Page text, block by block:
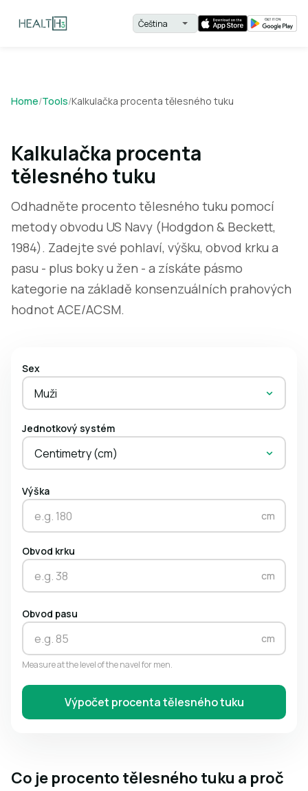
Home/Tools/Kalkulačka procenta tělesného tuku
Kalkulačka procenta
tělesného tuku
Odhadněte procento tělesného tuku pomocí
metody obvodu US Navy (Hodgdon & Beckett,
1984). Zadejte své pohlaví, výšku, obvod krku a
pasu - plus boky u žen - a získáte pásmo
kategorie na základě konsenzuálních prahových
hodnot ACE/ACSM.
Sex
Muži
Jednotkový systém
Centimetry (cm)
Výška
cm
Obvod krku
cm
Obvod pasu
cm
Measure at the level of the navel for men.
Výpočet procenta tělesného tuku
Co je procento tělesného tuku a proč